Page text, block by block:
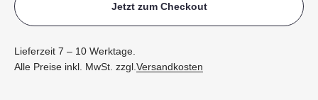
Jetzt zum Checkout
Lieferzeit 7 – 10 Werktage.
Alle Preise inkl. MwSt. zzgl.Versandkosten